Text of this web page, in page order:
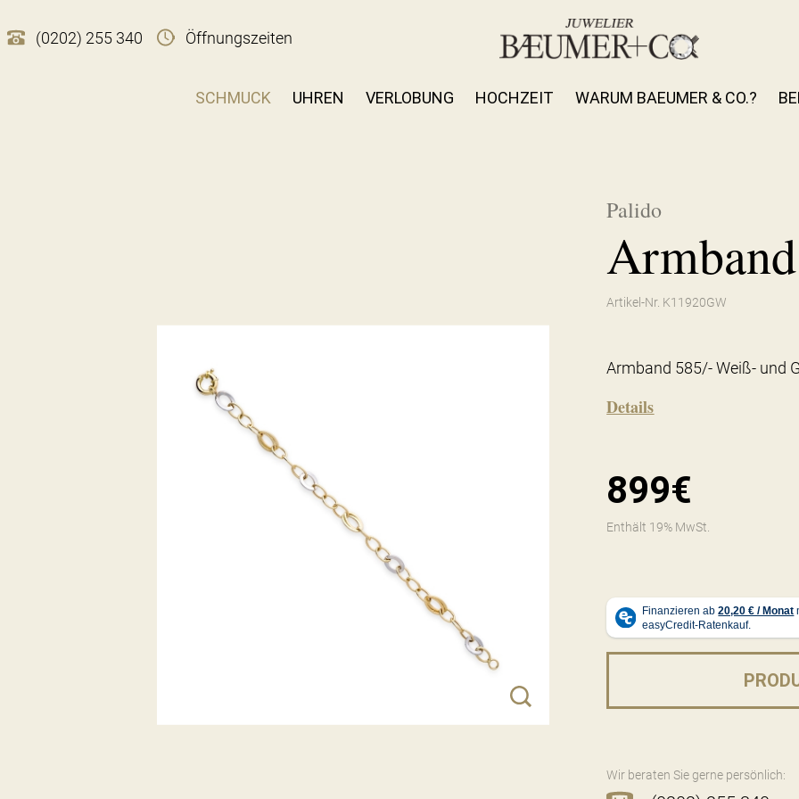
(0202) 255 340 Öffnungszeiten
SCHMUCK UHREN VERLOBUNG HOCHZEIT WARUM BAEUMER & CO.?
Palido
Artikel-Nr. K11920GW
Armband 585/- Weiß- und
Details
899€
Enthält 19% MwSt.
Wir beraten Sie gerne persönlich: